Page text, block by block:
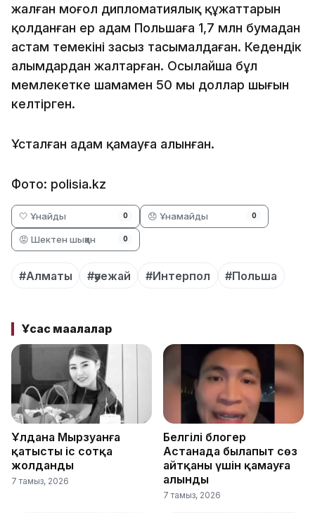
жалған моңғол дипломатиялық құжаттарын
қолданған ер адам Польшаға 1,7 млн бумадан
астам темекіні заңсыз тасымалдаған. Кедендік
алымдардан жалтарған. Осылайша бұл
мемлекетке шамамен 50 мың доллар шығын
келтірген.
Ұсталған адам қамауға алынған.
Фото: polisia.kz
🤍 Ұнайды 0 😞 Ұнамайды 0
😡 Шектен шыққан 0
#Алматы #әуежай #Интерпол #Польша
Ұқсас мақалалар
Ұлдана Мырзуанға
қатысты іс сотқа
жолданды
7 тамыз, 2026
Белгілі блогер
Астанада былапыт сөз
айтқаны үшін қамауға
алынды
7 тамыз, 2026